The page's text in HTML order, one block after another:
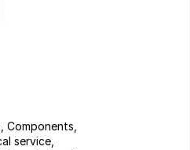
Components
service,